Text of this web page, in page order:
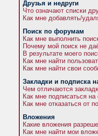
Друзья и недруги
Что означают списки
Как мне добавлять/
Поиск по форумам
Как мне выполнить
Почему мой поиск не
В результате моего
Как мне найти
Как мне найти свои
Закладки и подписка
Чем отличаются
Как мне подписаться
Как мне отказаться от
Вложения
Какие вложения
Как мне найти мои